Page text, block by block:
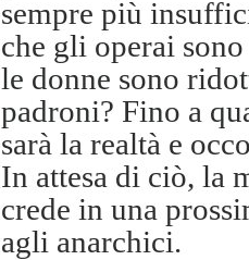
sempre più
che gli operai
le donne sono
padroni? Fino a
sarà la realtà e
In attesa di ciò, la
crede in una
agli anarchici.